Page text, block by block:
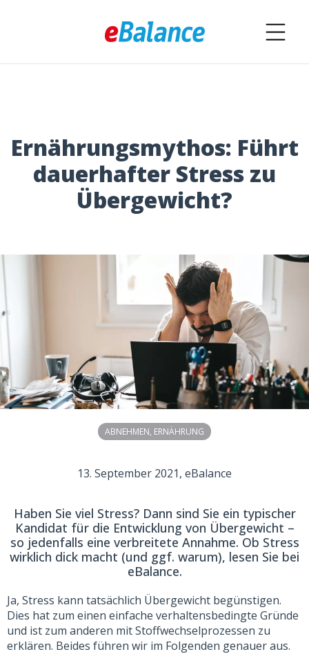
Ernährungsmythos: Führt
dauerhafter Stress zu
Übergewicht?
ABNEHMEN, ERNÄHRUNG
13. September 2021, eBalance
Haben Sie viel Stress? Dann sind Sie ein typischer
Kandidat für die Entwicklung von Übergewicht –
so jedenfalls eine verbreitete Annahme. Ob Stress
wirklich dick macht (und ggf. warum), lesen Sie bei
eBalance.
Ja, Stress kann tatsächlich Übergewicht begünstigen.
Dies hat zum einen einfache verhaltensbedingte Gründe
und ist zum anderen mit Stoffwechselprozessen zu
erklären. Beides führen wir im Folgenden genauer aus.